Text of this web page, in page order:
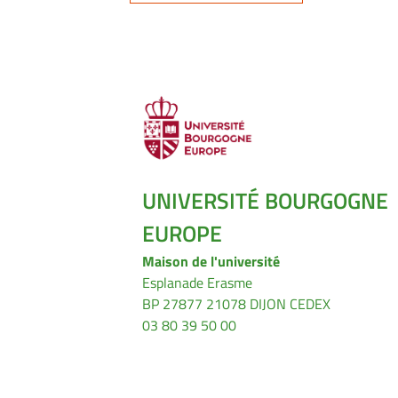
UNIVERSITÉ BOURGOGNE
EUROPE
Maison de l'université
Esplanade Erasme
BP 27877 21078 DIJON CEDEX
03 80 39 50 00